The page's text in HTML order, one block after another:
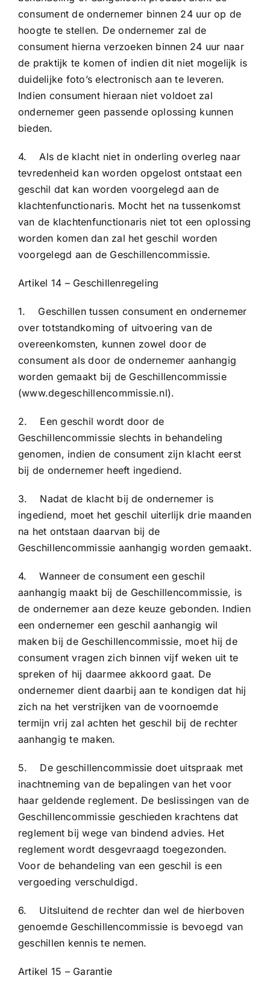
consument de ondernemer binnen 24 uur op de
hoogte te stellen. De ondernemer zal de
consument hierna verzoeken binnen 24 uur naar
de praktijk te komen of indien dit niet mogelijk is
duidelijke foto’s electronisch aan te leveren.
Indien consument hieraan niet voldoet zal
ondernemer geen passende oplossing kunnen
bieden.
4. Als de klacht niet in onderling overleg naar
tevredenheid kan worden opgelost ontstaat een
geschil dat kan worden voorgelegd aan de
klachtenfunctionaris. Mocht het na tussenkomst
van de klachtenfunctionaris niet tot een oplossing
worden komen dan zal het geschil worden
voorgelegd aan de Geschillencommissie.
Artikel 14 – Geschillenregeling
1. Geschillen tussen consument en ondernemer
over totstandkoming of uitvoering van de
overeenkomsten, kunnen zowel door de
consument als door de ondernemer aanhangig
worden gemaakt bij de Geschillencommissie
(www.degeschillencommissie.nl).
2. Een geschil wordt door de
Geschillencommissie slechts in behandeling
genomen, indien de consument zijn klacht eerst
bij de ondernemer heeft ingediend.
3. Nadat de klacht bij de ondernemer is
ingediend, moet het geschil uiterlijk drie maanden
na het ontstaan daarvan bij de
Geschillencommissie aanhangig worden gemaakt.
4. Wanneer de consument een geschil
aanhangig maakt bij de Geschillencommissie, is
de ondernemer aan deze keuze gebonden. Indien
een ondernemer een geschil aanhangig wil
maken bij de Geschillencommissie, moet hij de
consument vragen zich binnen vijf weken uit te
spreken of hij daarmee akkoord gaat. De
ondernemer dient daarbij aan te kondigen dat hij
zich na het verstrijken van de voornoemde
termijn vrij zal achten het geschil bij de rechter
aanhangig te maken.
5. De geschillencommissie doet uitspraak met
inachtneming van de bepalingen van het voor
haar geldende reglement. De beslissingen van de
Geschillencommissie geschieden krachtens dat
reglement bij wege van bindend advies. Het
reglement wordt desgevraagd toegezonden.
Voor de behandeling van een geschil is een
vergoeding verschuldigd.
6. Uitsluitend de rechter dan wel de hierboven
genoemde Geschillencommissie is bevoegd van
geschillen kennis te nemen.
Artikel 15 – Garantie